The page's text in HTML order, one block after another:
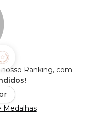
Ranking, com
Medalhas